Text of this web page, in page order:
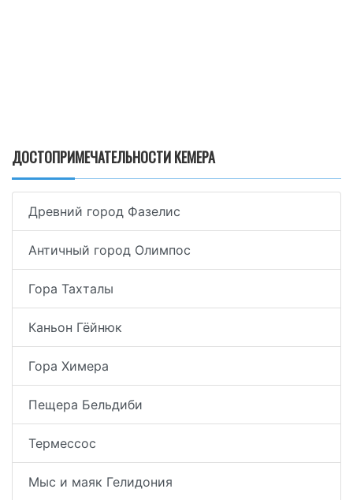
ДОСТОПРИМЕЧАТЕЛЬНОСТИ КЕМЕРА
Древний город Фазелис
Античный город Олимпос
Гора Тахталы
Каньон Гёйнюк
Гора Химера
Пещера Бельдиби
Термессос
Мыс и маяк Гелидония